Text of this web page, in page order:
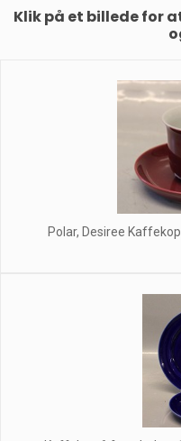
Klik på et billede for
Polar, Desiree